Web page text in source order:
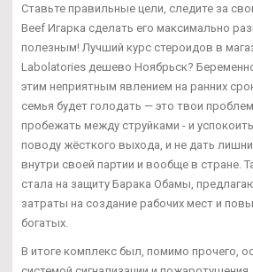
Ставьте правильные цели, следите за
Beef Игарка сделать его максимально
полезным! Лучший курс стероидов в
Labolatories дешево Ноябрьск?
этим неприятным явлением на ранних
семья будет голодать — это твои
пробежать между струйками - и
поводу жёсткого выхода, и не дать
внутри своей партии и вообще в стране.
стала на защиту Барака Обамы,
затраты на создание рабочих мест и
богатых.
В итоге комплекс был, помимо прочего,